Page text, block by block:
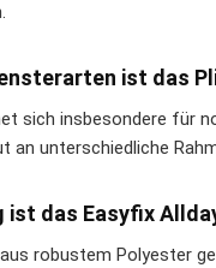
ist das
sich insbesondere für
an unterschiedliche
ist das Easyfix
robustem Polyester